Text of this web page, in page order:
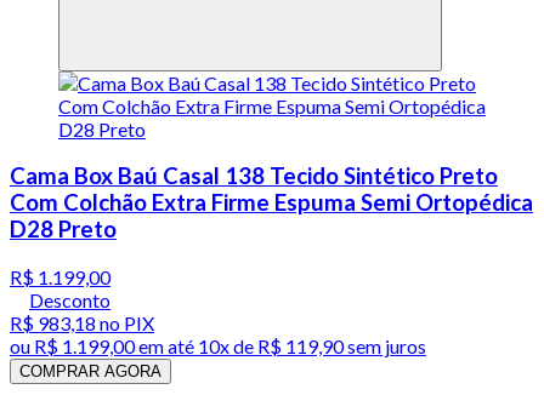
Cama Box Baú Casal 138 Tecido Sintético Preto
Com Colchão Extra Firme Espuma Semi Ortopédica
D28 Preto
R$ 1.199,00
Desconto
R$ 983,18 no PIX
ou R$ 1.199,00em até 10x de R$ 119,90 sem juros
COMPRAR AGORA